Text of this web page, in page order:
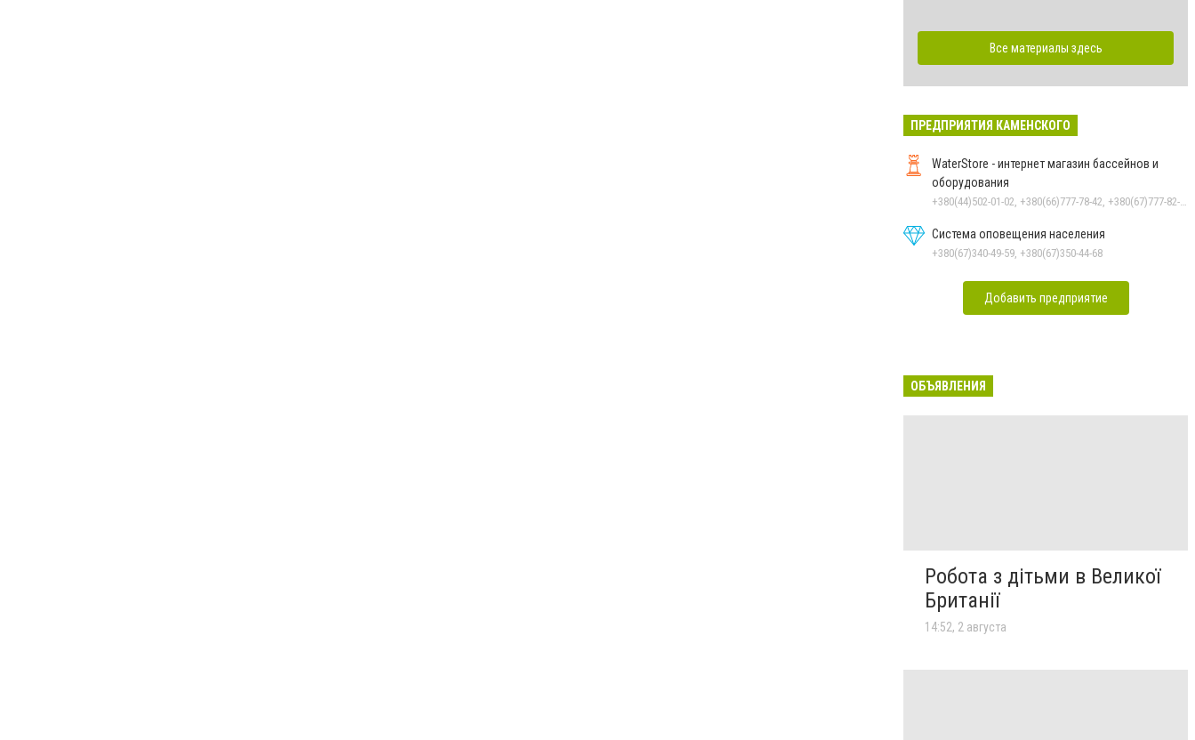
Все материалы здесь
ПРЕДПРИЯТИЯ КАМЕНСКОГО
WaterStore - интернет магазин бассейнов и
оборудования
Система оповещения населения
+380(67)340-49-59, +380(67)350-44-68
Добавить предприятие
ОБЪЯВЛЕНИЯ
Робота з дітьми в Великої
Британії
14:52, 2 августа